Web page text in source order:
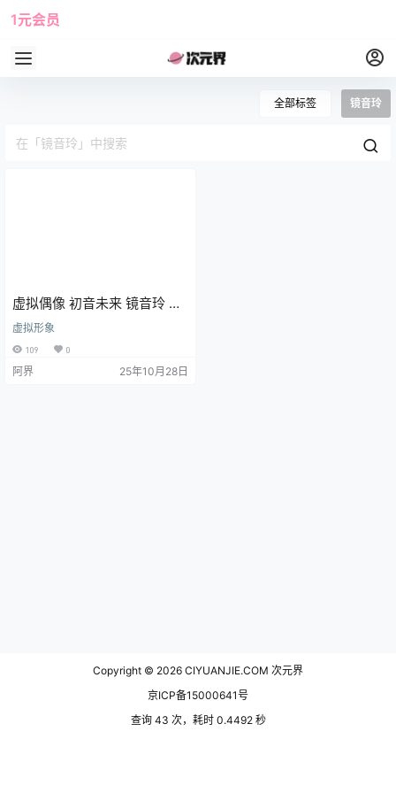
1元会员
全部标签 镜音玲
虚拟偶像 初音未来 镜音玲 镜
音连 巡音流歌 动漫壁纸 手机
虚拟形象
109 0
阿界 25年10月28日
Copyright © 2026 CIYUANJIE.COM 次元界
京ICP备15000641号
查询 43 次，耗时 0.4492 秒